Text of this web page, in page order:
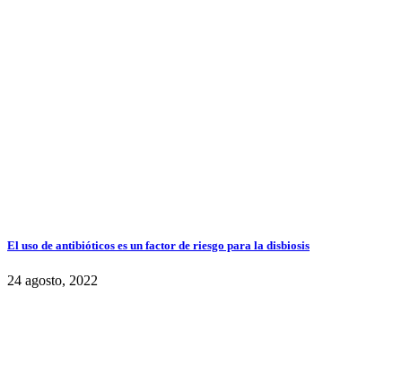
El uso de antibióticos es un factor de riesgo para la disbiosis
24 agosto, 2022